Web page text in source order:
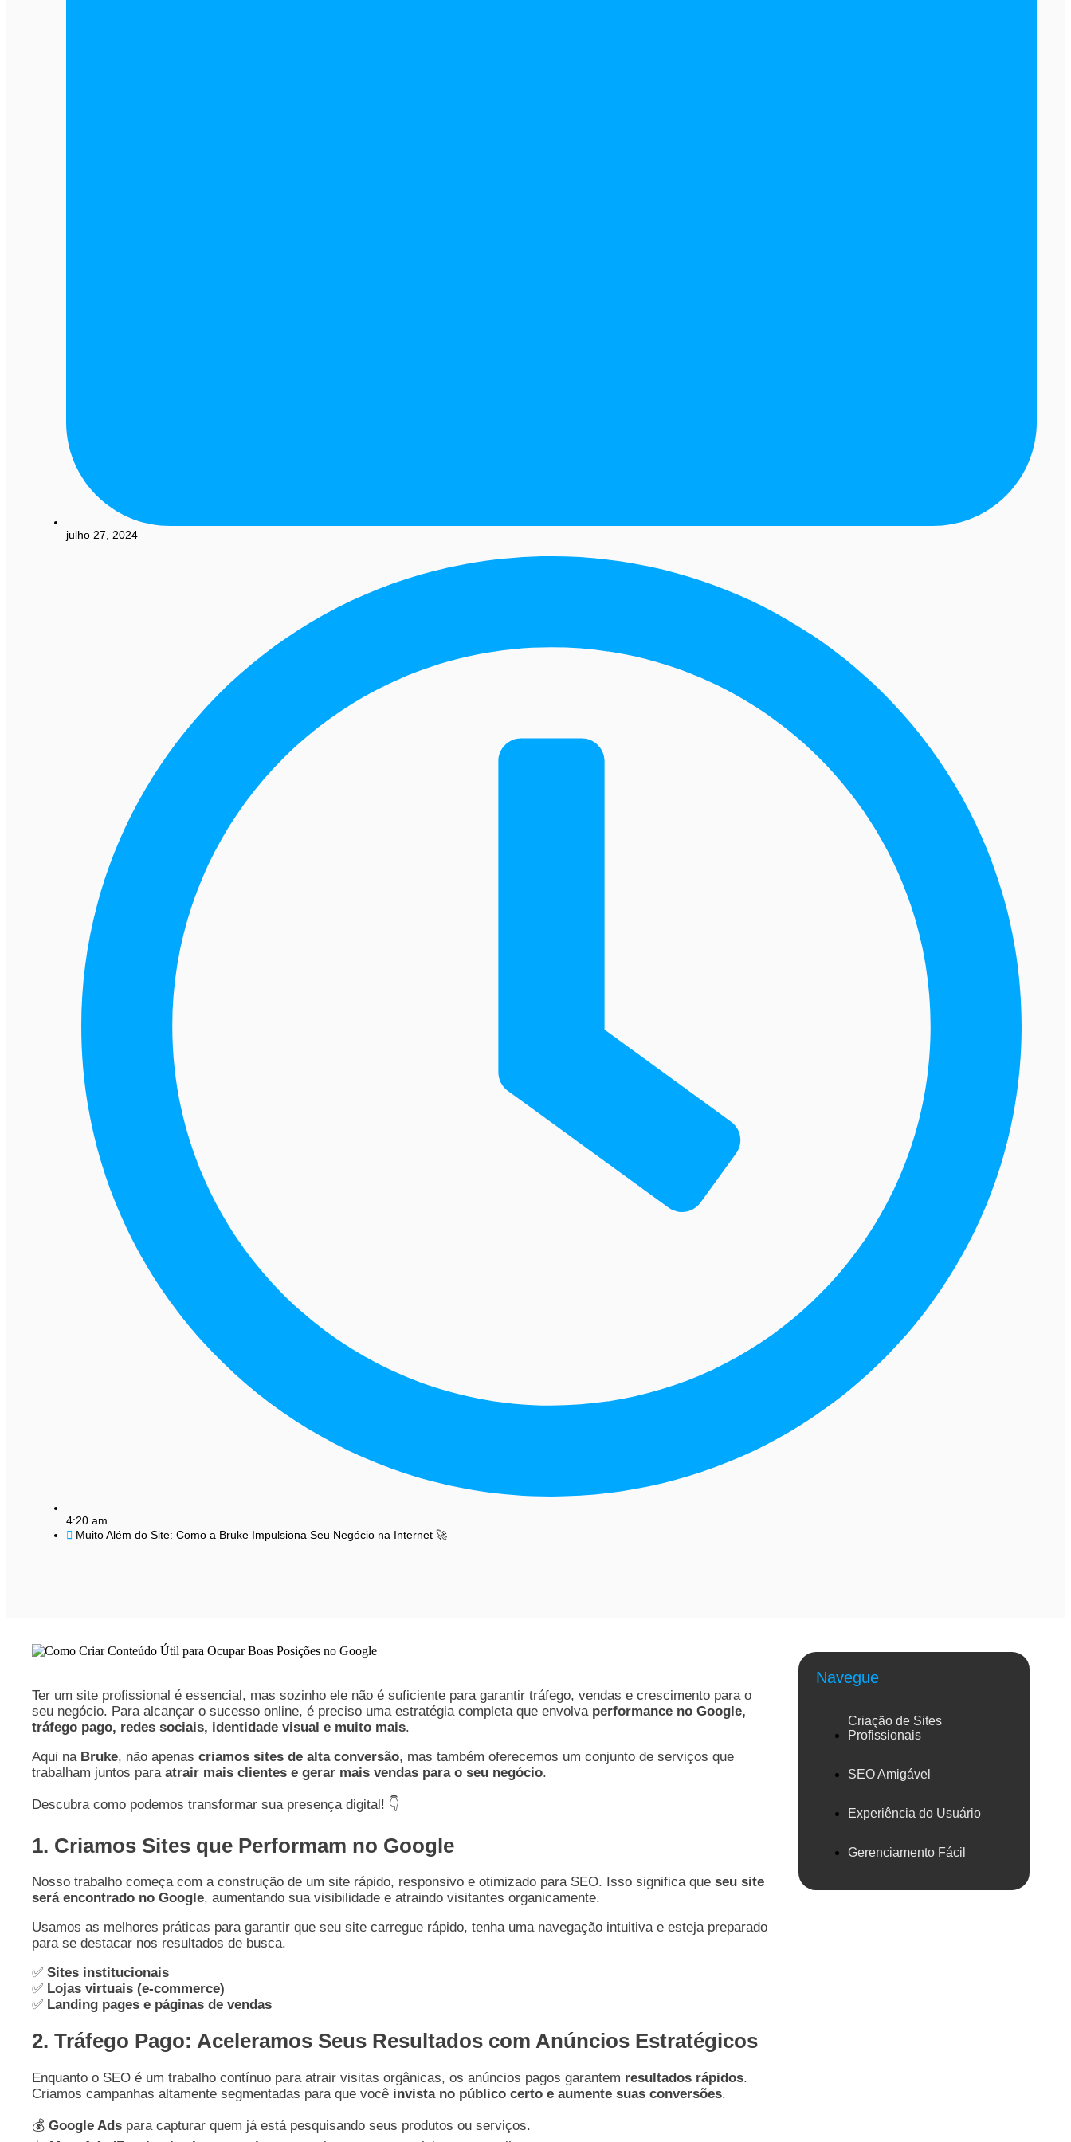
julho 27, 2024
4:20 am
Muito Além do Site: Como a Bruke Impulsiona Seu Negócio na Internet 🚀
Ter um site profissional é essencial, mas sozinho ele não é suficiente para garantir tráfego, vendas e crescimento para o
seu negócio. Para alcançar o sucesso online, é preciso uma estratégia completa que envolva performance no Google,
tráfego pago, redes sociais, identidade visual e muito mais.
Aqui na Bruke, não apenas criamos sites de alta conversão, mas também oferecemos um conjunto de serviços que
trabalham juntos para atrair mais clientes e gerar mais vendas para o seu negócio.
Descubra como podemos transformar sua presença digital! 👇
1. Criamos Sites que Performam no Google
Nosso trabalho começa com a construção de um site rápido, responsivo e otimizado para SEO. Isso significa que seu site
será encontrado no Google, aumentando sua visibilidade e atraindo visitantes organicamente.
Usamos as melhores práticas para garantir que seu site carregue rápido, tenha uma navegação intuitiva e esteja preparado
para se destacar nos resultados de busca.
✅ Sites institucionais
✅ Lojas virtuais (e-commerce)
✅ Landing pages e páginas de vendas
2. Tráfego Pago: Aceleramos Seus Resultados com Anúncios Estratégicos
Enquanto o SEO é um trabalho contínuo para atrair visitas orgânicas, os anúncios pagos garantem resultados rápidos.
Criamos campanhas altamente segmentadas para que você invista no público certo e aumente suas conversões.
💰 Google Ads para capturar quem já está pesquisando seus produtos ou serviços.
Navegue
Criação de Sites
Profissionais
SEO Amigável
Experiência do Usuário
Gerenciamento Fácil